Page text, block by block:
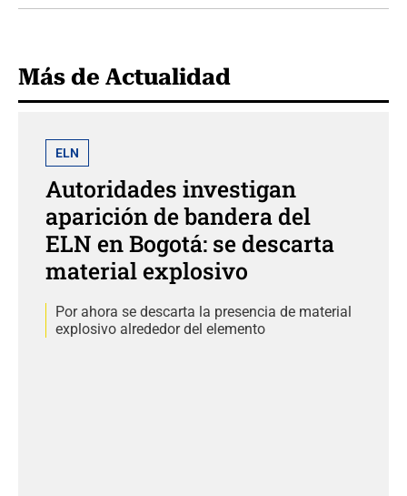
Más de Actualidad
ELN
Autoridades investigan
aparición de bandera del
ELN en Bogotá: se descarta
material explosivo
Por ahora se descarta la presencia de material
explosivo alrededor del elemento